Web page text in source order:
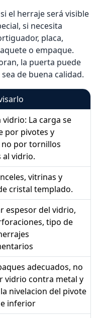
el herraje será visible
si necesita
placa,
o empaque.
la puerta puede
de buena calidad.
vidrio: La carga se
por pivotes y
no por tornillos
al vidrio.
vitrinas y
cristal templado.
espesor del vidrio,
tipo de
adecuados, no
vidrio contra metal y
nivelacion del pivote
inferior